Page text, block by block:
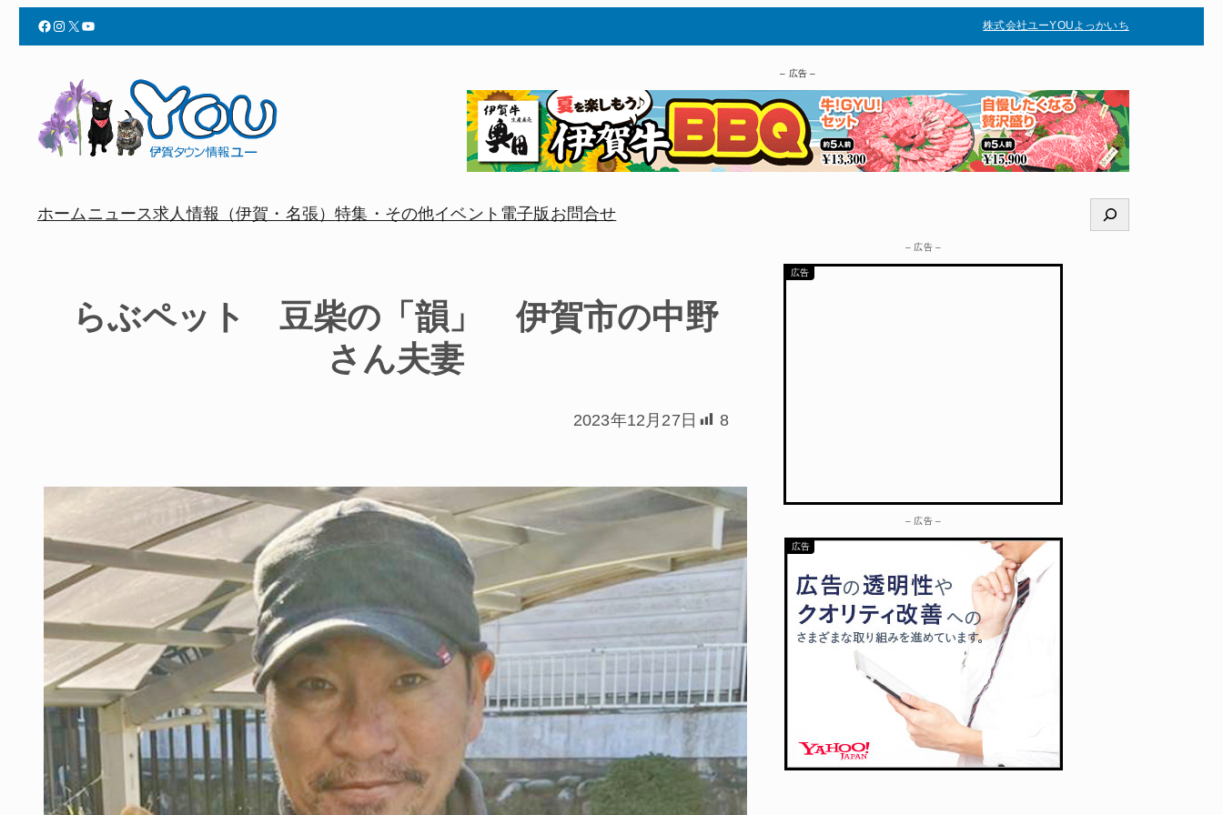
Facebook Instagram X YouTube 株式会社ユーYOUよっかいち
– 広告 –
ホームニュース求人情報（伊賀・名張）特集・その他イベント 電子版 お問合せ
検
索
らぶペット 豆柴の「韻」 伊賀市の中野
さん夫妻
2023年12月27日 8
– 広告 –
– 広告 –